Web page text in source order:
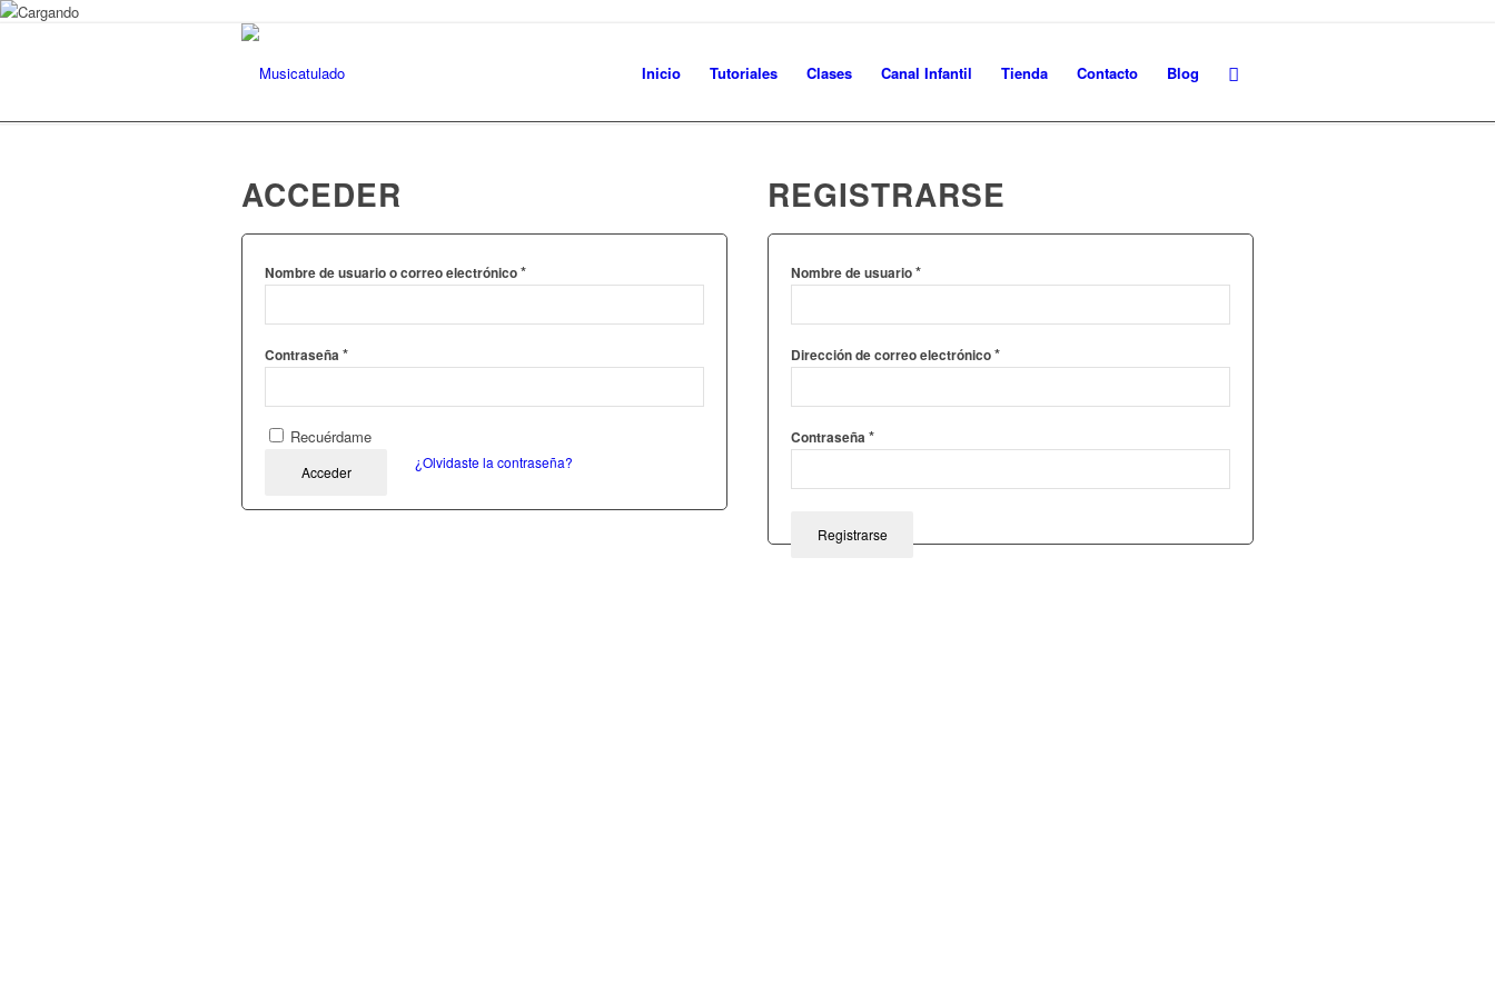
Inicio Tutoriales Clases Canal Infantil Tienda Contacto Blog
ACCEDER
Nombre de usuario o correo electrónico*
Contraseña *
Recuérdame
Acceder
¿Olvidaste la contraseña?
REGISTRARSE
Nombre de usuario*
Dirección de correo electrónico*
Contraseña*
Registrarse